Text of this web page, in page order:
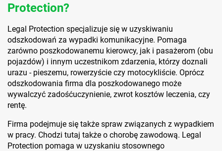
Protection?
Legal Protection specjalizuje się w uzyskiwaniu
odszkodowań za wypadki komunikacyjne. Pomaga
zarówno poszkodowanemu kierowcy, jak i pasażerom (obu
pojazdów) i innym uczestnikom zdarzenia, którzy doznali
urazu - pieszemu, rowerzyście czy motocykliście. Oprócz
odszkodowania firma dla poszkodowanego może
wywalczyć zadośćuczynienie, zwrot kosztów leczenia, czy
rentę.
Firma podejmuje się także spraw związanych z wypadkiem
w pracy. Chodzi tutaj także o chorobę zawodową. Legal
Protection pomaga w uzyskaniu stosownego